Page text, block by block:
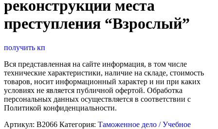
реконструкции места
преступления “Взрослый”
получить кп
Вся представленная на сайте информация, в том числе
технические характеристики, наличие на складе, стоимость
товаров, носит информационный характер и ни при каких
условиях не является публичной офертой. Обработка
персональных данных осуществляется в соответствии с
Политикой конфиденциальности.
Артикул: В2066 Категория: Таможенное дело / Учебное